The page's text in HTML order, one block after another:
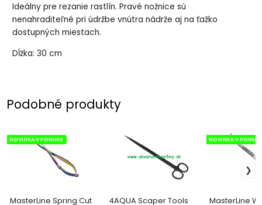
Ideálny pre rezanie rastlín. Pravé nožnice sú
nenahraditeľné pri údržbe vnútra nádrže aj na ťažko
dostupných miestach.
Dĺžka: 30 cm
Podobné produkty
MasterLine Spring Cut
NOVINKA V PONUKE
4AQUA Scaper Tools
MasterLine
NOVINKA V PONUKE